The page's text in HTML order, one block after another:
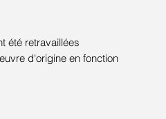
été retravaillées
d'origine en fonction